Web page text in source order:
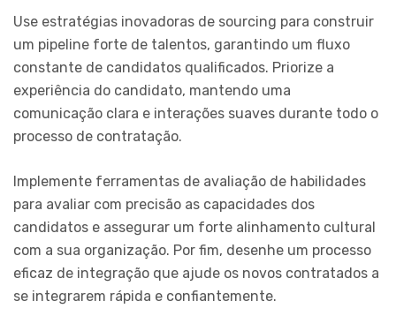
Use estratégias inovadoras de sourcing para construir
um pipeline forte de talentos, garantindo um fluxo
constante de candidatos qualificados. Priorize a
experiência do candidato, mantendo uma
comunicação clara e interações suaves durante todo o
processo de contratação.
Implemente ferramentas de avaliação de habilidades
para avaliar com precisão as capacidades dos
candidatos e assegurar um forte alinhamento cultural
com a sua organização. Por fim, desenhe um processo
eficaz de integração que ajude os novos contratados a
se integrarem rápida e confiantemente.